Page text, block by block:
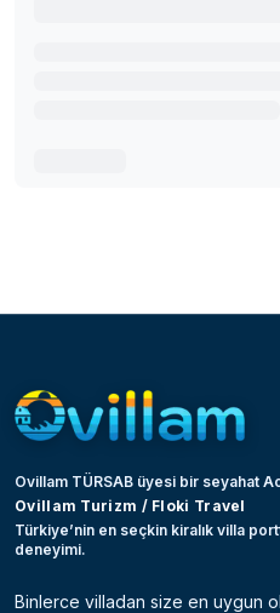
Ovillam TÜRSAB üyesi bir seyahat
Ovillam Turizm / Floki Travel
Türkiye’nin en seçkin kiralık villa
deneyimi.
Binlerce villadan size en uygun